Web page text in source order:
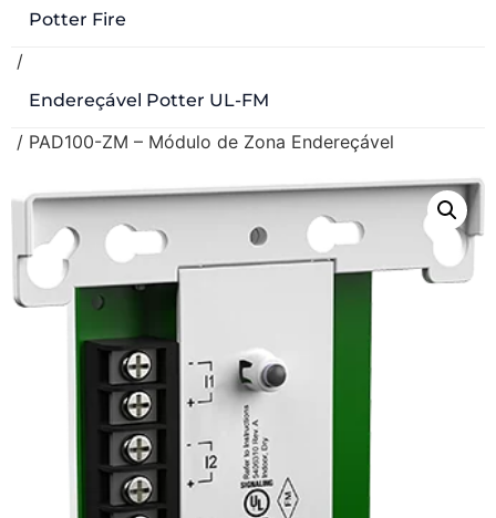
Potter Fire
/
Endereçável Potter UL-FM
/ PAD100-ZM – Módulo de Zona Endereçável